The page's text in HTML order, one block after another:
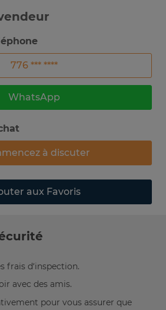
776 *** ****
WhatsApp
à discuter
aux Favoris
frais d’inspection.
avec des amis.
pour vous assurer que